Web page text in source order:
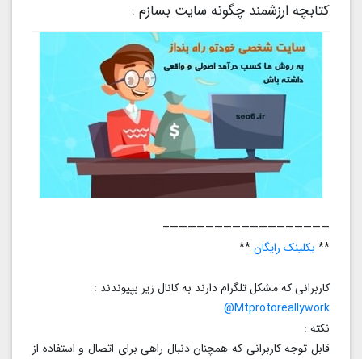
کتابچه ارزشمند چگونه سایت بسازم :
——————————————————–
**بکلینک رایگان**
کاربرانی که مشکل تلگرام دارند به کانال زیر بپیوندند :
Mtprotoreallywork@
نکته :
قابل توجه کاربرانی که همچنان دنبال راهی برای اتصال و استفاده از